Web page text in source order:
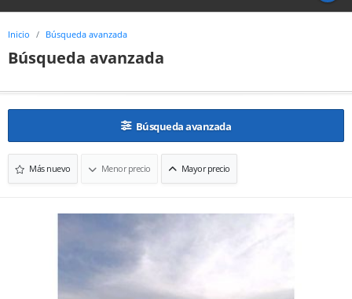
Inicio Búsqueda avanzada
Búsqueda avanzada
Búsqueda avanzada
Más nuevo Menor precio Mayor precio